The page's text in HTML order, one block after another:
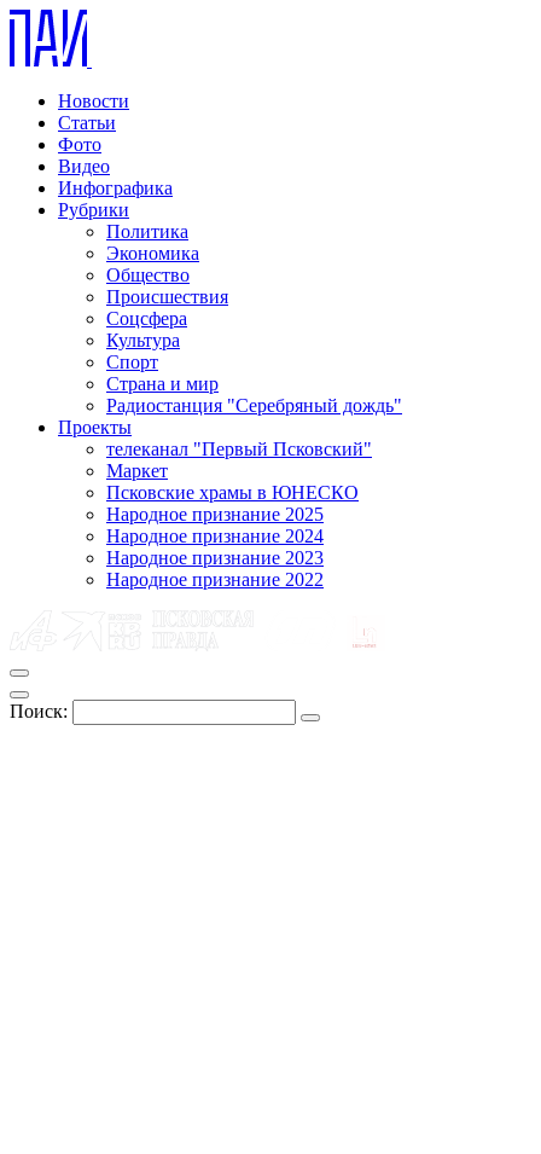
Новости
Статьи
Фото
Видео
Инфографика
Рубрики
Политика
Экономика
Общество
Происшествия
Соцсфера
Культура
Спорт
Страна и мир
Радиостанция "Серебряный дождь"
Проекты
телеканал "Первый Псковский"
Маркет
Псковские храмы в ЮНЕСКО
Народное признание 2025
Народное признание 2024
Народное признание 2023
Народное признание 2022
Поиск: